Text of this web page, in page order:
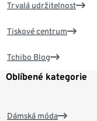
Trvalá udržitelnost
Tiskové centrum
Tchibo Blog
Oblíbené kategorie
Dámská móda